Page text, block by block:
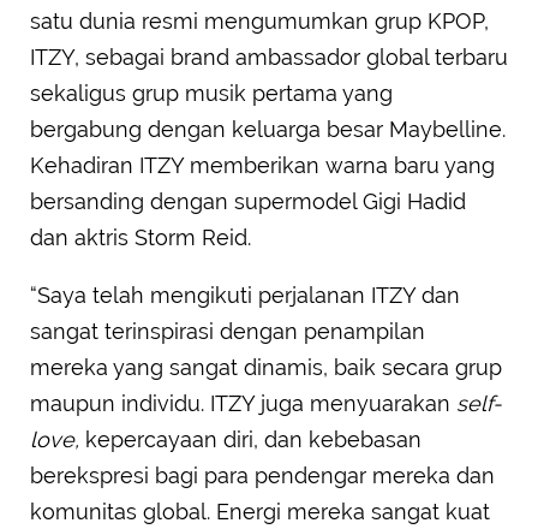
satu dunia resmi mengumumkan grup KPOP,
ITZY, sebagai brand ambassador global terbaru
sekaligus grup musik pertama yang
bergabung dengan keluarga besar Maybelline.
Kehadiran ITZY memberikan warna baru yang
bersanding dengan supermodel Gigi Hadid
dan aktris Storm Reid.
“Saya telah mengikuti perjalanan ITZY dan
sangat terinspirasi dengan penampilan
mereka yang sangat dinamis, baik secara grup
maupun individu. ITZY juga menyuarakan self-
love, kepercayaan diri, dan kebebasan
berekspresi bagi para pendengar mereka dan
komunitas global. Energi mereka sangat kuat